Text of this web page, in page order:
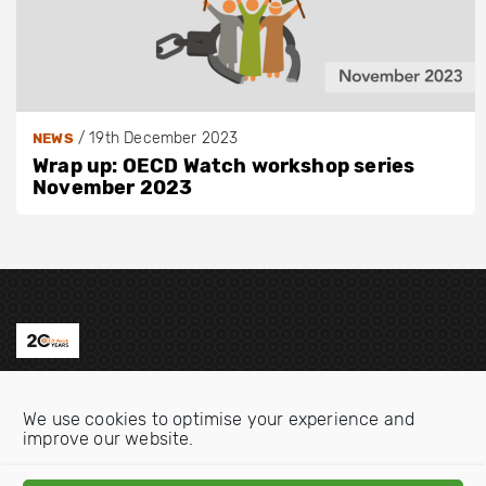
We use cookies to optimise your experience and
improve our website.
NEWS/19th December 2023
Wrap up: OECD Watch workshop series
November 2023
Email:info@oecdwatch.org
V V